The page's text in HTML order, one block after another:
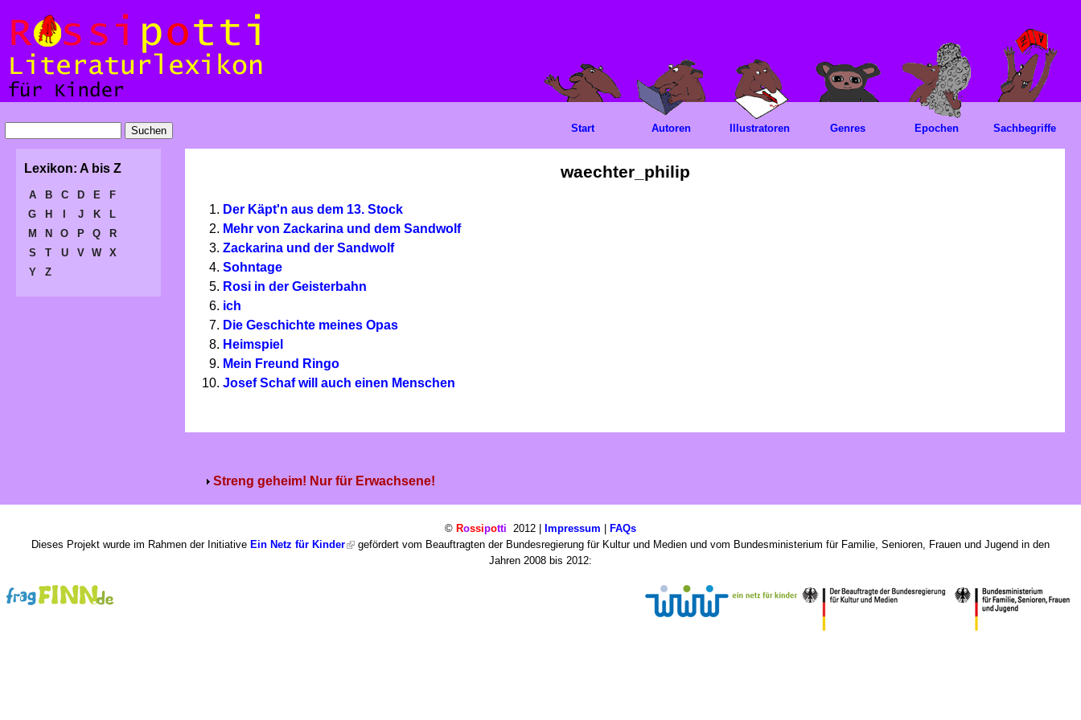
waechter_philip
Der Käpt'n aus dem 13. Stock
Mehr von Zackarina und dem Sandwolf
Zackarina und der Sandwolf
Sohntage
Rosi in der Geisterbahn
ich
Die Geschichte meines Opas
Heimspiel
Mein Freund Ringo
Josef Schaf will auch einen Menschen
Streng geheim! Nur für Erwachsene!
Start Autoren Illustratoren Genres Epochen Sachbegriffe
Lexikon: A bis Z
A B C D E
F
G
H J K
L
M
N O P Q
R
S
T U V W
X
Y
Z
© Rossipotti 2012 | Impressum | FAQs
Dieses Projekt wurde im Rahmen der Initiative Ein Netz für Kinder
gefördert vom Beauftragten der Bundesregierung für Kultur und Medien und vom Bundesministerium für Familie, Senioren, Frauen und Jugend in den
Jahren 2008 bis 2012: